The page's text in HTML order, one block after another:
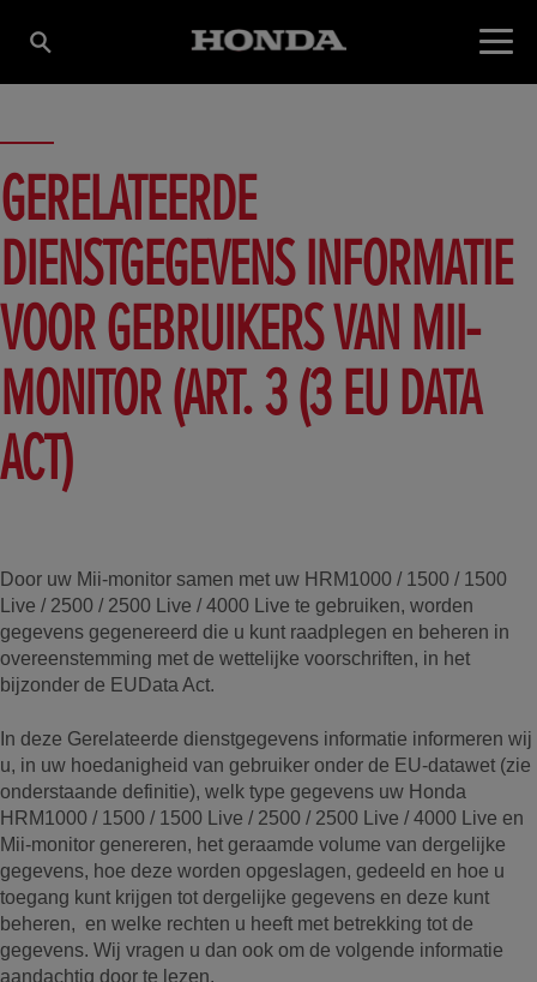
GERELATEERDE
DIENSTGEGEVENS INFORMATIE
VOOR GEBRUIKERS VAN MII-
MONITOR (ART. 3 (3 EU DATA
ACT)
Door uw Mii-monitor samen met uw HRM1000 / 1500 / 1500
Live / 2500 / 2500 Live / 4000 Live te gebruiken, worden
gegevens gegenereerd die u kunt raadplegen en beheren in
overeenstemming met de wettelijke voorschriften, in het
bijzonder de EUData Act.
In deze Gerelateerde dienstgegevens informatie informeren wij
u, in uw hoedanigheid van gebruiker onder de EU-datawet (zie
onderstaande definitie), welk type gegevens uw Honda
HRM1000 / 1500 / 1500 Live / 2500 / 2500 Live / 4000 Live en
Mii-monitor genereren, het geraamde volume van dergelijke
gegevens, hoe deze worden opgeslagen, gedeeld en hoe u
toegang kunt krijgen tot dergelijke gegevens en deze kunt
beheren, en welke rechten u heeft met betrekking tot de
gegevens. Wij vragen u dan ook om de volgende informatie
aandachtig door te lezen.